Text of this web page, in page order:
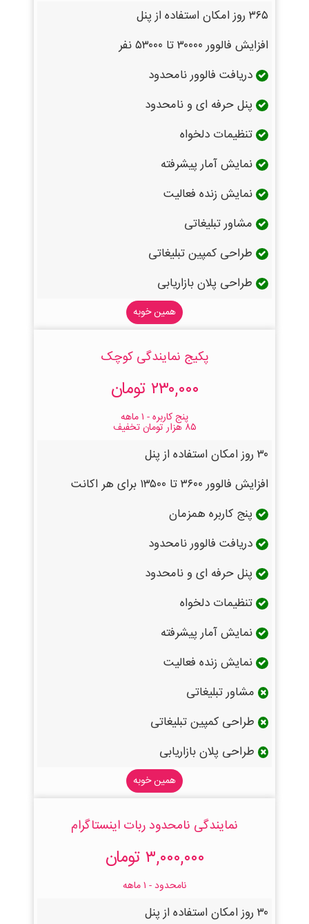
۳۶۵ روز امکان استفاده از پنل
افزایش فالوور ۳۰۰۰۰ تا ۵۳۰۰۰ نفر
دریافت فالوور نامحدود
پنل حرفه ای و نامحدود
تنظیمات دلخواه
نمایش آمار پیشرفته
نمایش زنده فعالیت
مشاور تبلیغاتی
طراحی کمپین تبلیغاتی
طراحی پلان بازاریابی
همین خوبه
پکیج نمایندگی کوچک
۲۳۰,۰۰۰ تومان
پنج کاربره - ۱ ماهه
۸۵ هزار تومان تخفیف
۳۰ روز امکان استفاده از پنل
افزایش فالوور ۳۶۰۰ تا ۱۳۵۰۰ برای هر اکانت
پنج کاربره همزمان
دریافت فالوور نامحدود
پنل حرفه ای و نامحدود
تنظیمات دلخواه
نمایش آمار پیشرفته
نمایش زنده فعالیت
مشاور تبلیغاتی
طراحی کمپین تبلیغاتی
طراحی پلان بازاریابی
همین خوبه
نمایندگی نامحدود ربات اینستاگرام
۳,۰۰۰,۰۰۰ تومان
نامحدود - ۱ ماهه
۳۰ روز امکان استفاده از پنل